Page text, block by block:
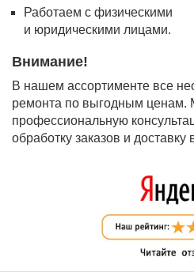
Работаем с физическими
и юридическими лицами.
Внимание!
В нашем ассортименте все
ремонта по выгодным ценам.
профессиональную
обработку заказов и